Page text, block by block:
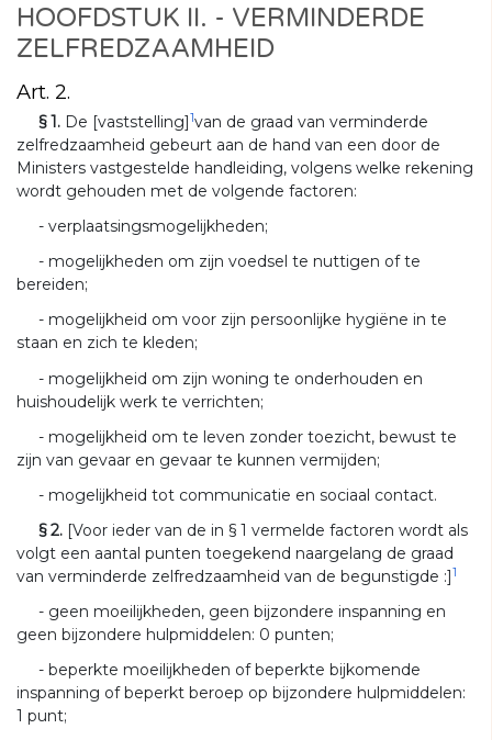
HOOFDSTUK II. - VERMINDERDE
ZELFREDZAAMHEID
Art. 2.
§ 1. De [vaststelling]1van de graad van verminderde
zelfredzaamheid gebeurt aan de hand van een door de
Ministers vastgestelde handleiding, volgens welke rekening
wordt gehouden met de volgende factoren:
- verplaatsingsmogelijkheden;
- mogelijkheden om zijn voedsel te nuttigen of te
bereiden;
- mogelijkheid om voor zijn persoonlijke hygiëne in te
staan en zich te kleden;
- mogelijkheid om zijn woning te onderhouden en
huishoudelijk werk te verrichten;
- mogelijkheid om te leven zonder toezicht, bewust te
zijn van gevaar en gevaar te kunnen vermijden;
- mogelijkheid tot communicatie en sociaal contact.
§ 2. [Voor ieder van de in § 1 vermelde factoren wordt als
volgt een aantal punten toegekend naargelang de graad
van verminderde zelfredzaamheid van de begunstigde :]1
- geen moeilijkheden, geen bijzondere inspanning en
geen bijzondere hulpmiddelen: 0 punten;
- beperkte moeilijkheden of beperkte bijkomende
inspanning of beperkt beroep op bijzondere hulpmiddelen:
1 punt;